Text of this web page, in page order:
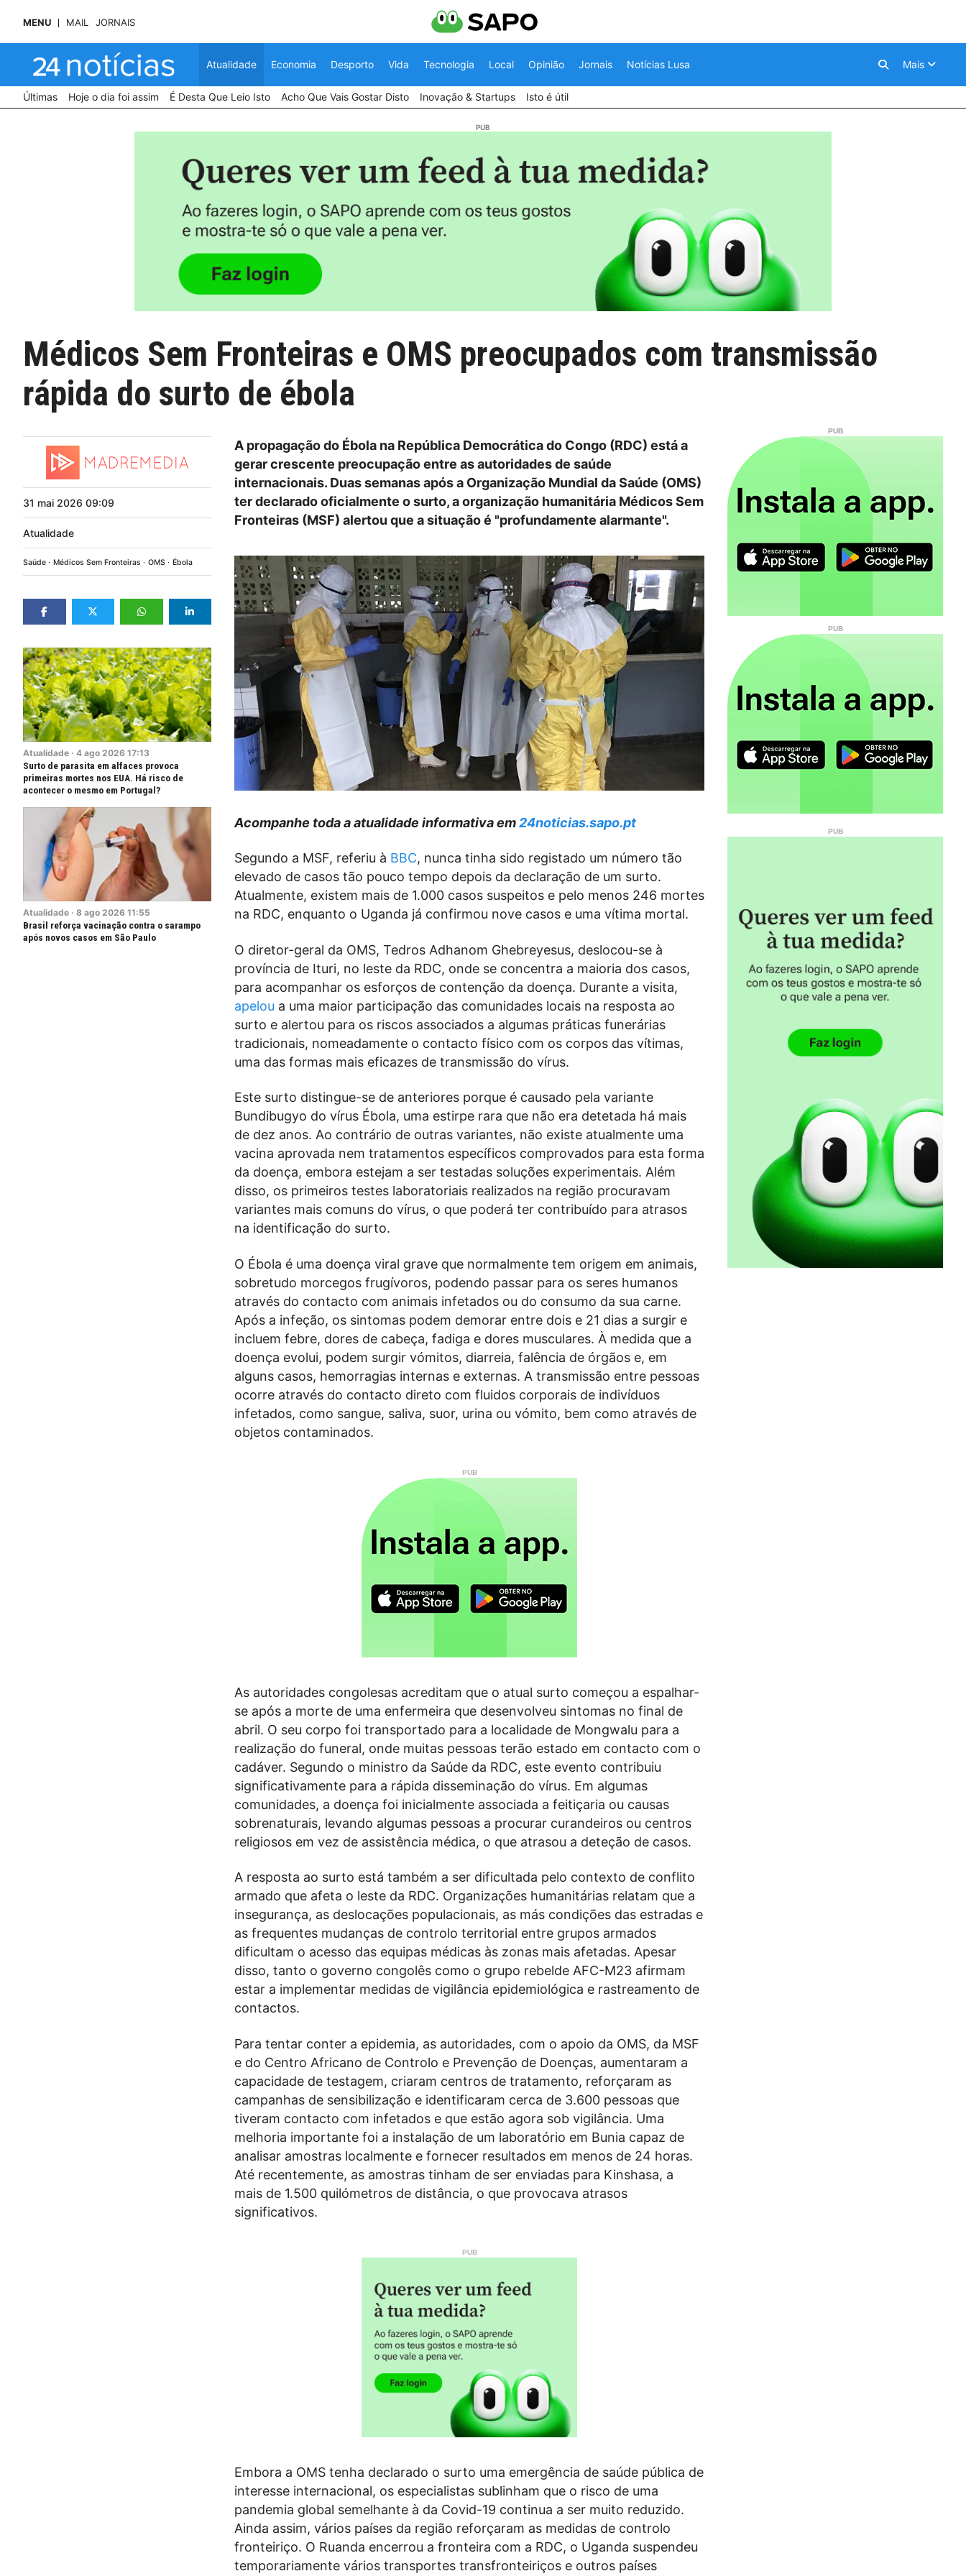
MENU MAIL JORNAIS
Atualidade Economia Desporto Vida Tecnologia Local Opinião Jornais Notícias Lusa Mais
Últimas Hoje o dia foi assim É Desta Que Leio Isto Acho Que Vais Gostar Disto Inovação & Startups Isto é útil
Médicos Sem Fronteiras e OMS preocupados com transmissão
rápida do surto de ébola
31 mai 2026 09:09
Atualidade
Saúde Médicos Sem Fronteiras OMS Ébola
Atualidade · 4 ago 2026 17:13
Surto de parasita em alfaces provoca
primeiras mortes nos EUA. Há risco de
acontecer o mesmo em Portugal?
Atualidade · 8 ago 2026 11:55
Brasil reforça vacinação contra o sarampo
após novos casos em São Paulo
A propagação do Ébola na República Democrática do Congo (RDC) está a
gerar crescente preocupação entre as autoridades de saúde
internacionais. Duas semanas após a Organização Mundial da Saúde (OMS)
ter declarado oficialmente o surto, a organização humanitária Médicos Sem
Fronteiras (MSF) alertou que a situação é "profundamente alarmante".
Acompanhe toda a atualidade informativa em24noticias.sapo.pt
Segundo a MSF, referiu à BBC, nunca tinha sido registado um número tão
elevado de casos tão pouco tempo depois da declaração de um surto.
Atualmente, existem mais de 1.000 casos suspeitos e pelo menos 246 mortes
na RDC, enquanto o Uganda já confirmou nove casos e uma vítima mortal.
O diretor-geral da OMS, Tedros Adhanom Ghebreyesus, deslocou-se à
província de Ituri, no leste da RDC, onde se concentra a maioria dos casos,
para acompanhar os esforços de contenção da doença. Durante a visita,
apelou a uma maior participação das comunidades locais na resposta ao
surto e alertou para os riscos associados a algumas práticas funerárias
tradicionais, nomeadamente o contacto físico com os corpos das vítimas,
uma das formas mais eficazes de transmissão do vírus.
Este surto distingue-se de anteriores porque é causado pela variante
Bundibugyo do vírus Ébola, uma estirpe rara que não era detetada há mais
de dez anos. Ao contrário de outras variantes, não existe atualmente uma
vacina aprovada nem tratamentos específicos comprovados para esta forma
da doença, embora estejam a ser testadas soluções experimentais. Além
disso, os primeiros testes laboratoriais realizados na região procuravam
variantes mais comuns do vírus, o que poderá ter contribuído para atrasos
na identificação do surto.
O Ébola é uma doença viral grave que normalmente tem origem em animais,
sobretudo morcegos frugívoros, podendo passar para os seres humanos
através do contacto com animais infetados ou do consumo da sua carne.
Após a infeção, os sintomas podem demorar entre dois e 21 dias a surgir e
incluem febre, dores de cabeça, fadiga e dores musculares. À medida que a
doença evolui, podem surgir vómitos, diarreia, falência de órgãos e, em
alguns casos, hemorragias internas e externas. A transmissão entre pessoas
ocorre através do contacto direto com fluidos corporais de indivíduos
infetados, como sangue, saliva, suor, urina ou vómito, bem como através de
objetos contaminados.
As autoridades congolesas acreditam que o atual surto começou a espalhar-
se após a morte de uma enfermeira que desenvolveu sintomas no final de
abril. O seu corpo foi transportado para a localidade de Mongwalu para a
realização do funeral, onde muitas pessoas terão estado em contacto com o
cadáver. Segundo o ministro da Saúde da RDC, este evento contribuiu
significativamente para a rápida disseminação do vírus. Em algumas
comunidades, a doença foi inicialmente associada a feitiçaria ou causas
sobrenaturais, levando algumas pessoas a procurar curandeiros ou centros
religiosos em vez de assistência médica, o que atrasou a deteção de casos.
A resposta ao surto está também a ser dificultada pelo contexto de conflito
armado que afeta o leste da RDC. Organizações humanitárias relatam que a
insegurança, as deslocações populacionais, as más condições das estradas e
as frequentes mudanças de controlo territorial entre grupos armados
dificultam o acesso das equipas médicas às zonas mais afetadas. Apesar
disso, tanto o governo congolês como o grupo rebelde AFC-M23 afirmam
estar a implementar medidas de vigilância epidemiológica e rastreamento de
contactos.
Para tentar conter a epidemia, as autoridades, com o apoio da OMS, da MSF
e do Centro Africano de Controlo e Prevenção de Doenças, aumentaram a
capacidade de testagem, criaram centros de tratamento, reforçaram as
campanhas de sensibilização e identificaram cerca de 3.600 pessoas que
tiveram contacto com infetados e que estão agora sob vigilância. Uma
melhoria importante foi a instalação de um laboratório em Bunia capaz de
analisar amostras localmente e fornecer resultados em menos de 24 horas.
Até recentemente, as amostras tinham de ser enviadas para Kinshasa, a
mais de 1.500 quilómetros de distância, o que provocava atrasos
significativos.
Embora a OMS tenha declarado o surto uma emergência de saúde pública de
interesse internacional, os especialistas sublinham que o risco de uma
pandemia global semelhante à da Covid-19 continua a ser muito reduzido.
Ainda assim, vários países da região reforçaram as medidas de controlo
fronteiriço. O Ruanda encerrou a fronteira com a RDC, o Uganda suspendeu
temporariamente vários transportes transfronteiriços e outros países